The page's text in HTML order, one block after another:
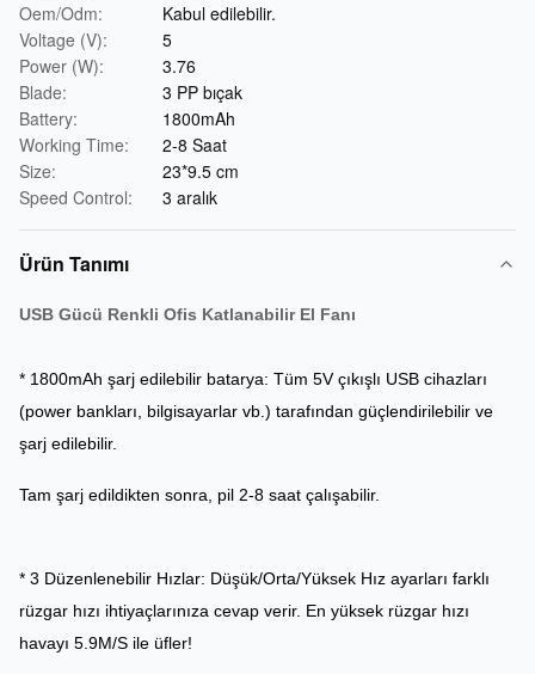
Oem/Odm:
Kabul edilebilir.
Voltage (V):
5
Power (W):
3.76
Blade:
3 PP bıçak
Battery:
1800mAh
Working Time:
2-8 Saat
Size:
23*9.5 cm
Speed Control:
3 aralık
Ürün Tanımı
USB Gücü Renkli Ofis Katlanabilir El Fanı
* 1800mAh şarj edilebilir batarya: Tüm 5V çıkışlı USB cihazları
(power bankları, bilgisayarlar vb.) tarafından güçlendirilebilir ve
şarj edilebilir.
Tam şarj edildikten sonra, pil 2-8 saat çalışabilir.
* 3 Düzenlenebilir Hızlar: Düşük/Orta/Yüksek Hız ayarları farklı
rüzgar hızı ihtiyaçlarınıza cevap verir. En yüksek rüzgar hızı
havayı 5.9M/S ile üfler!